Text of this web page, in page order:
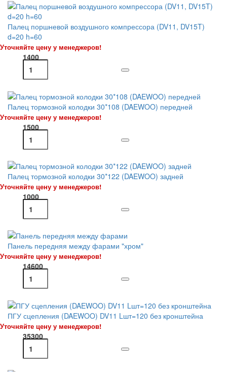
Палец поршневой воздушного компрессора (DV11, DV15T)
d=20 h=60
Уточняйте цену у менеджеров!
1400
Палец тормозной колодки 30*108 (DAEWOO) передней
Уточняйте цену у менеджеров!
1500
Палец тормозной колодки 30*122 (DAEWOO) задней
Уточняйте цену у менеджеров!
1000
Панель передняя между фарами "хром"
Уточняйте цену у менеджеров!
14600
ПГУ сцепления (DAEWOO) DV11 Lшт=120 без кронштейна
Уточняйте цену у менеджеров!
35300